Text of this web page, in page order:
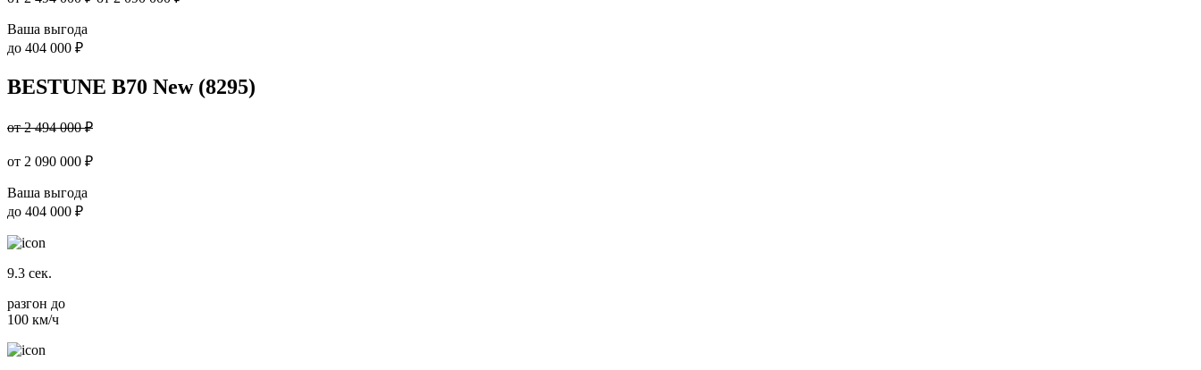
Ваша выгода
до 404 000 ₽
BESTUNE B70 New (8295)
от 2 494 000 ₽
от 2 090 000 ₽
Ваша выгода
до 404 000 ₽
9.3 сек.
разгон до
100 км/ч